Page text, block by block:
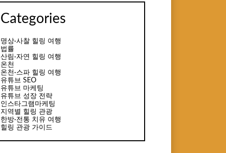
Categories
명상·사찰 힐링 여행
법률
산림·자연 힐링 여행
온천
온천·스파 힐링 여행
유튜브 SEO
유튜브 마케팅
유튜브 성장 전략
인스타그램마케팅
지역별 힐링 관광
한방·전통 치유 여행
힐링 관광 가이드